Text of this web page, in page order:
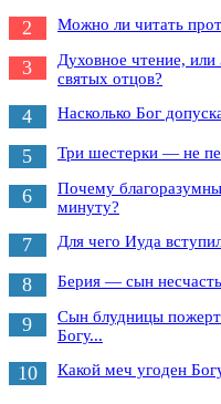
2 Можно ли читать
3
Духовное чтение,
святых отцов?
4 Насколько Бог
5 Три шестерки — не
6
Почему
минуту?
7 Для чего Иуда
8 Берия — сын
9
Сын блудницы
Богу...
10 Какой меч угоден